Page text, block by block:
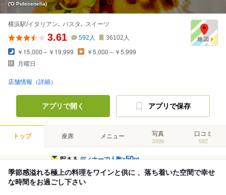
('O Pulecenella)
横浜駅/イタリアン､ パスタ､ スイーツ
3.61 592 人 36102 人
￥15,000～￥19,999
￥5,000～￥5,999
月曜日
店舗情報（詳細）
アプリで開く アプリで保存
トップ 座席 メニュー 写真
3399
口コミ
592
貯まるディナーで人数×50pt
季節感溢れる極上の料理をワインと供に 、落ち着いた空間で幸せ
な時間をお過ごし下さい